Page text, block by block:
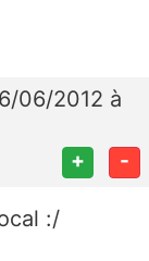
06/2012 à
+ -
:/